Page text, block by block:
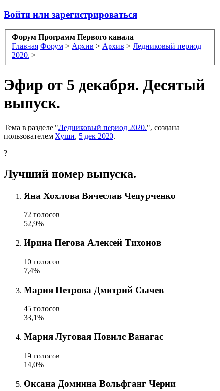
Войти или зарегистрироваться
Форум Программ Первого канала
Главная Форум > Архив > Архив > Ледниковый период
2020. >
Эфир от 5 декабря. Десятый
выпуск.
Тема в разделе "Ледниковый период 2020.", создана
пользователем Хуши, 5 дек 2020.
?
Лучший номер выпуска.
Яна Хохлова Вячеслав Чепурченко
72 голосов
52,9%
Ирина Пегова Алексей Тихонов
10 голосов
7,4%
Мария Петрова Дмитрий Сычев
45 голосов
33,1%
Мария Луговая Повилс Ванагас
19 голосов
14,0%
Оксана Домнина Вольфганг Черни